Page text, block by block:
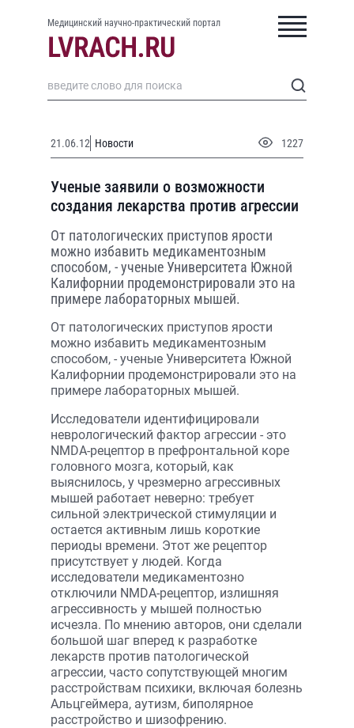
Медицинский научно-практический портал
21.06.12 Новости 1227
Ученые заявили о возможности
создания лекарства против агрессии
От патологических приступов ярости
можно избавить медикаментозным
способом, - ученые Университета Южной
Калифорнии продемонстрировали это на
примере лабораторных мышей.
От патологических приступов ярости
можно избавить медикаментозным
способом, - ученые Университета Южной
Калифорнии продемонстрировали это на
примере лабораторных мышей.
Исследователи идентифицировали
неврологический фактор агрессии - это
NMDA-рецептор в префронтальной коре
головного мозга, который, как
выяснилось, у чрезмерно агрессивных
мышей работает неверно: требует
сильной электрической стимуляции и
остается активным лишь короткие
периоды времени. Этот же рецептор
присутствует у людей. Когда
исследователи медикаментозно
отключили NMDA-рецептор, излишняя
агрессивность у мышей полностью
исчезла. По мнению авторов, они сделали
большой шаг вперед к разработке
лекарств против патологической
агрессии, часто сопутствующей многим
расстройствам психики, включая болезнь
Альцгеймера, аутизм, биполярное
расстройство и шизофрению.